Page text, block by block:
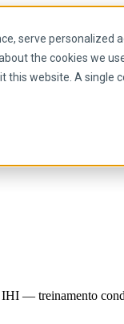
serve personalized
the cookies we
this website. A
— treinamento